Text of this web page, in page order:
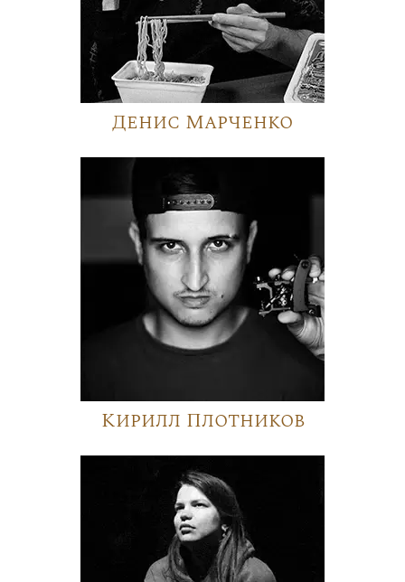
Денис Марченко
Кирилл Плотников